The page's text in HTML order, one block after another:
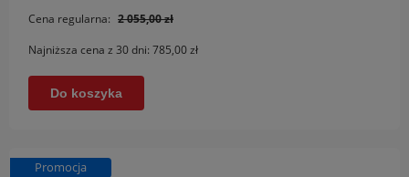
Cena regularna: 2 055,00 zł
Najniższa cena z 30 dni: 785,00 zł
Do koszyka
Promocja